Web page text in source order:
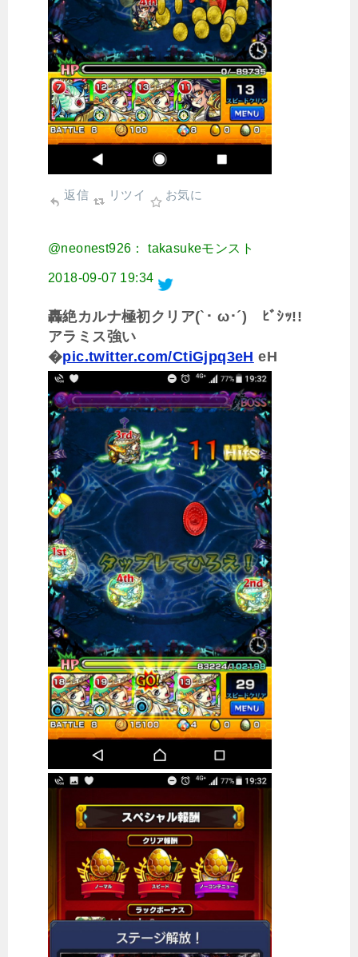
返信 リツイ お気に
@neonest926： takasukeモンスト
2018-09-07 19:34
轟絶カルナ極初クリア(`･ ω･´)ゞﾋﾞｼｯ!!
アラミス強い
�pic.twitter.com/CtiGjpq3eH eH